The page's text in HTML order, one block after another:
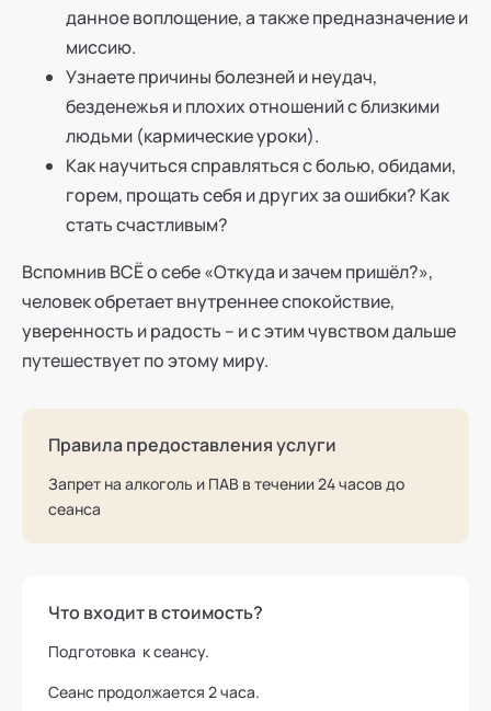
данное воплощение, а также предназначение и
миссию.
Узнаете причины болезней и неудач,
безденежья и плохих отношений с близкими
людьми (кармические уроки).
Как научиться справляться с болью, обидами,
горем, прощать себя и других за ошибки? Как
стать счастливым?
Вспомнив ВСЁ о себе «Откуда и зачем пришёл?»,
человек обретает внутреннее спокойствие,
уверенность и радость – и с этим чувством дальше
путешествует по этому миру.
Правила предоставления услуги
Запрет на алкоголь и ПАВ в течении 24 часов до
сеанса
Что входит в стоимость?
Подготовка к сеансу.
Сеанс продолжается 2 часа.